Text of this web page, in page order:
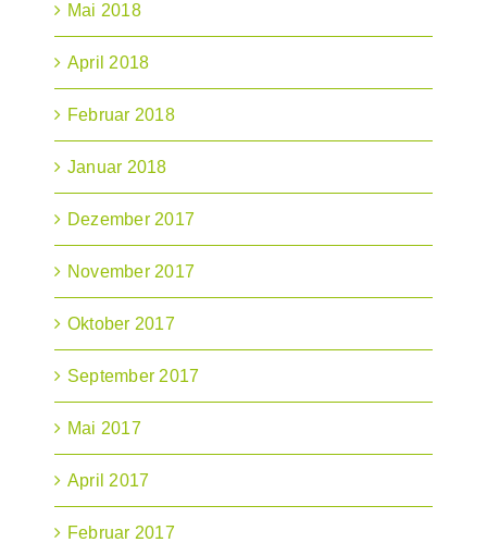
Mai 2018
April 2018
Februar 2018
Januar 2018
Dezember 2017
November 2017
Oktober 2017
September 2017
Mai 2017
April 2017
Februar 2017